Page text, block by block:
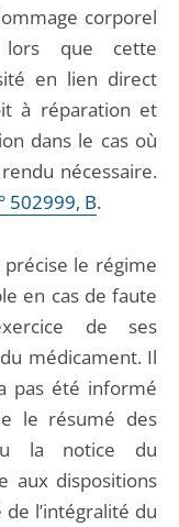
corporel
lors que cette
en lien direct
à réparation et
dans le cas où
nécessaire.
502999, B.
précise le régime
en cas de faute
de ses
médicament. Il
pas été informé
le résumé des
la notice du
aux dispositions
l’intégralité du